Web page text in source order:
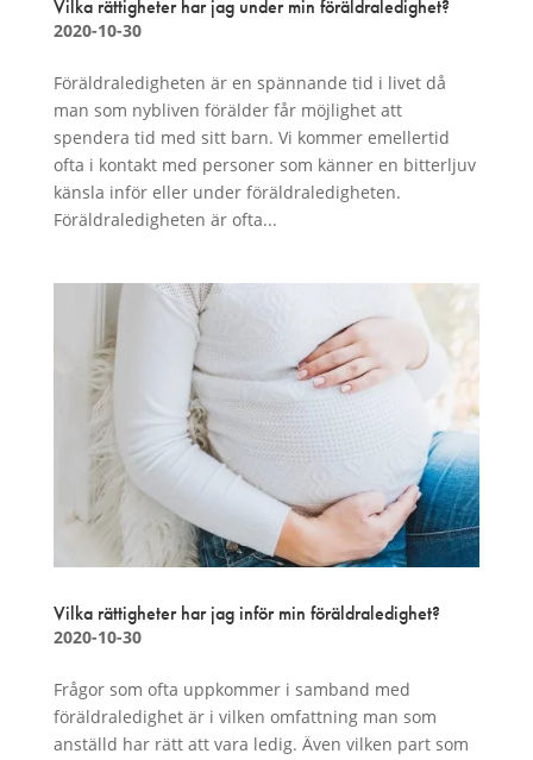
Vilka rättigheter har jag under min föräldraledighet?
2020-10-30
Föräldraledigheten är en spännande tid i livet då
man som nybliven förälder får möjlighet att
spendera tid med sitt barn. Vi kommer emellertid
ofta i kontakt med personer som känner en bitterljuv
känsla inför eller under föräldraledigheten.
Föräldraledigheten är ofta...
Vilka rättigheter har jag inför min föräldraledighet?
2020-10-30
Frågor som ofta uppkommer i samband med
föräldraledighet är i vilken omfattning man som
anställd har rätt att vara ledig. Även vilken part som